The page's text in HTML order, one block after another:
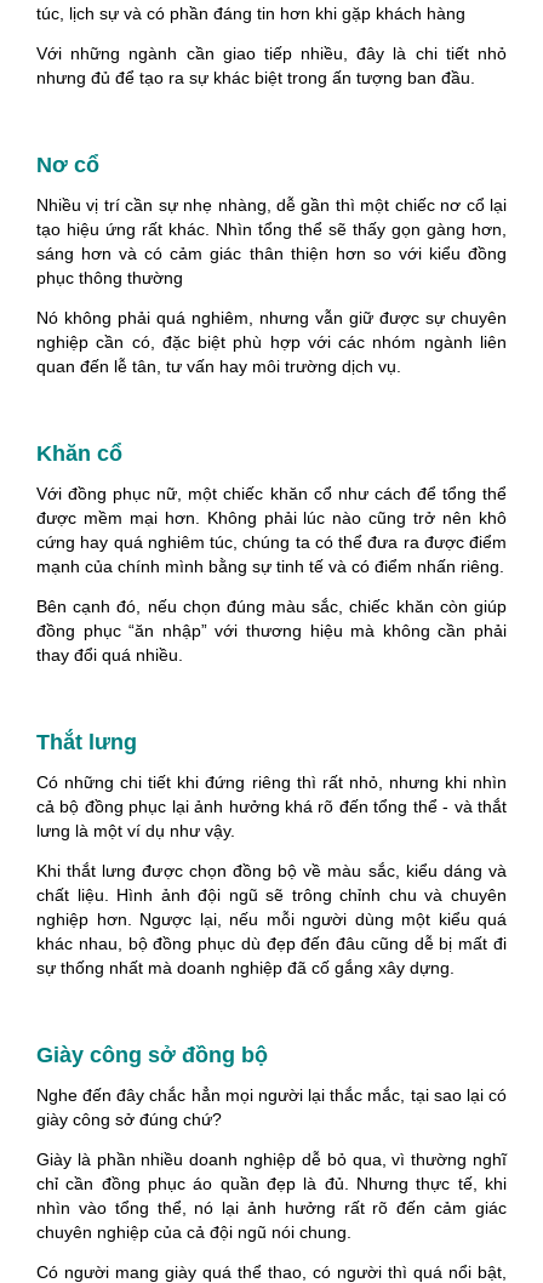
túc, lịch sự và có phần đáng tin hơn khi gặp khách hàng
Với những ngành cần giao tiếp nhiều, đây là chi tiết nhỏ
nhưng đủ để tạo ra sự khác biệt trong ấn tượng ban đầu.
Nơ cổ
Nhiều vị trí cần sự nhẹ nhàng, dễ gần thì một chiếc nơ cổ lại
tạo hiệu ứng rất khác. Nhìn tổng thể sẽ thấy gọn gàng hơn,
sáng hơn và có cảm giác thân thiện hơn so với kiểu đồng
phục thông thường
Nó không phải quá nghiêm, nhưng vẫn giữ được sự chuyên
nghiệp cần có, đặc biệt phù hợp với các nhóm ngành liên
quan đến lễ tân, tư vấn hay môi trường dịch vụ.
Khăn cổ
Với đồng phục nữ, một chiếc khăn cổ như cách để tổng thể
được mềm mại hơn. Không phải lúc nào cũng trở nên khô
cứng hay quá nghiêm túc, chúng ta có thể đưa ra được điểm
mạnh của chính mình bằng sự tinh tế và có điểm nhấn riêng.
Bên cạnh đó, nếu chọn đúng màu sắc, chiếc khăn còn giúp
đồng phục “ăn nhập” với thương hiệu mà không cần phải
thay đổi quá nhiều.
Thắt lưng
Có những chi tiết khi đứng riêng thì rất nhỏ, nhưng khi nhìn
cả bộ đồng phục lại ảnh hưởng khá rõ đến tổng thể - và thắt
lưng là một ví dụ như vậy.
Khi thắt lưng được chọn đồng bộ về màu sắc, kiểu dáng và
chất liệu. Hình ảnh đội ngũ sẽ trông chỉnh chu và chuyên
nghiệp hơn. Ngược lại, nếu mỗi người dùng một kiểu quá
khác nhau, bộ đồng phục dù đẹp đến đâu cũng dễ bị mất đi
sự thống nhất mà doanh nghiệp đã cố gắng xây dựng.
Giày công sở đồng bộ
Nghe đến đây chắc hẳn mọi người lại thắc mắc, tại sao lại có
giày công sở đúng chứ?
Giày là phần nhiều doanh nghiệp dễ bỏ qua, vì thường nghĩ
chỉ cần đồng phục áo quần đẹp là đủ. Nhưng thực tế, khi
nhìn vào tổng thể, nó lại ảnh hưởng rất rõ đến cảm giác
chuyên nghiệp của cả đội ngũ nói chung.
Có người mang giày quá thể thao, có người thì quá nổi bật,